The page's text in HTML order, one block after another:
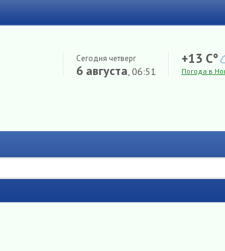
Сегодня четверг
6 августа, 06:51
+13 C°
Погода в